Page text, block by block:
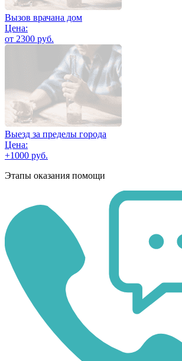
Вызов врачана дом
Цена:
от 2300 руб.
Выезд за пределы города
Цена:
+1000 руб.
Этапы оказания помощи